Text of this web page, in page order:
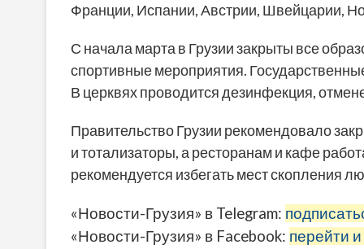
Франции, Испании, Австрии, Швейцарии,
С начала марта в Грузии закрыты все
спортивные мероприятия.
В церквях проводится дезинфекция,
Правительство Грузии рекомендовало
и тотализаторы, а ресторанам и кафе
рекомендуется избегать мест скопления
«Новости-Грузия» в Telegram:
«Новости-Грузия» в Facebook: перейти и